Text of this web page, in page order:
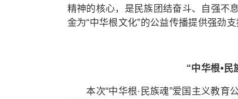
精神的核心，是民族团结奋斗、自强不
金为“中华根文化”的公益传播提供强劲
“中华根•民
本次“中华根·民族魂”爱国主义教育